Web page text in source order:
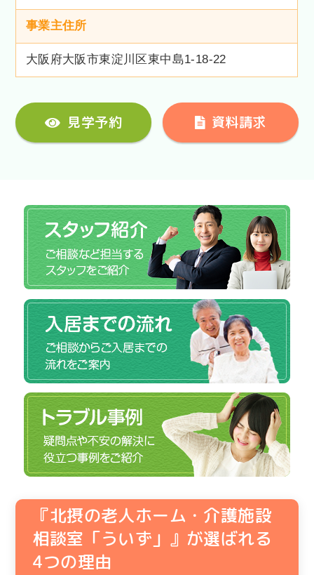
事業主住所
大阪府大阪市東淀川区東中島1-18-22
見学予約 資料請求
『北摂の老人ホーム・介護施設
相談室「ういず」』が選ばれる
4つの理由